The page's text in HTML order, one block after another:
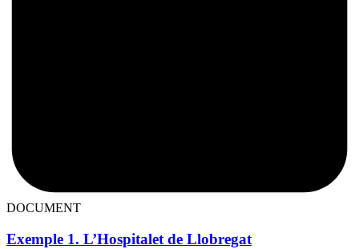
DOCUMENT
Exemple 1. L’Hospitalet de Llobregat